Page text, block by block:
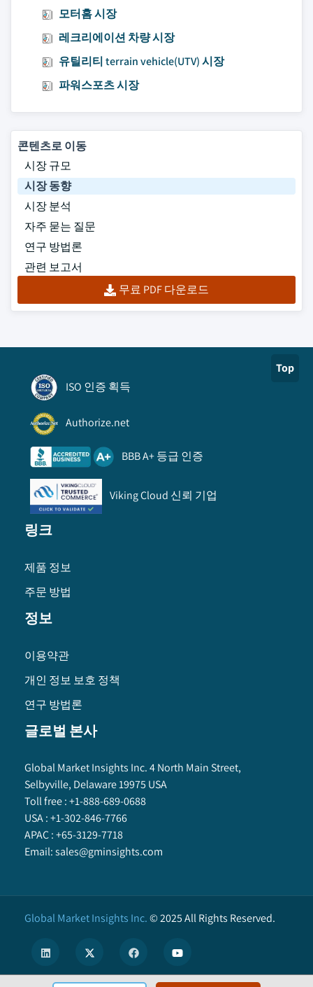
모터홈 시장
레크리에이션 차량 시장
유틸리티 terrain vehicle(UTV) 시장
파워스포츠 시장
콘텐츠로 이동
시장 규모
시장 동향
시장 분석
자주 묻는 질문
연구 방법론
관련 보고서
무료 PDF 다운로드
Top
ISO 인증 획득
Authorize.net
BBB A+ 등급 인증
Viking Cloud 신뢰 기업
링크
제품 정보
주문 방법
정보
이용약관
개인 정보 보호 정책
연구 방법론
글로벌 본사
Global Market Insights Inc. 4 North Main Street,
Selbyville, Delaware 19975 USA
Toll free :+1-888-689-0688
USA :+1-302-846-7766
APAC :+65-3129-7718
Email:sales@gminsights.com
Global Market Insights Inc.©2025All Rights Reserved.